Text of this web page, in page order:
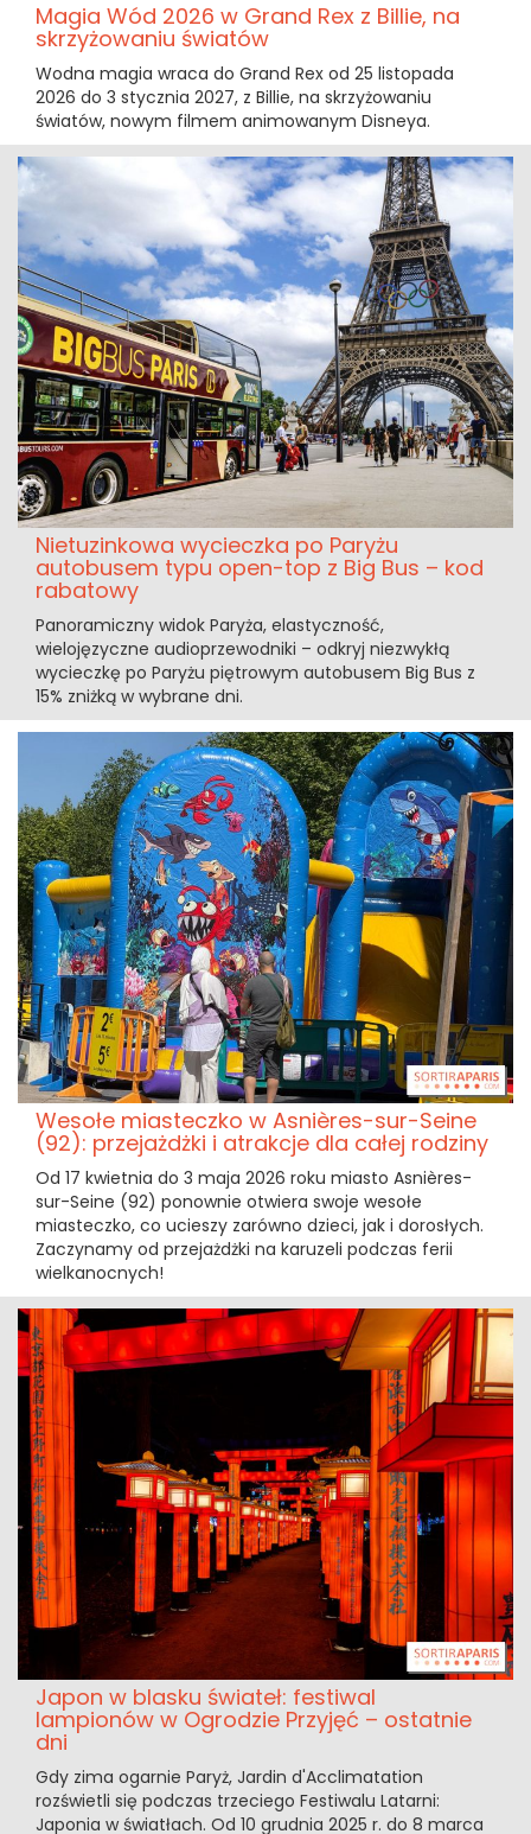
Magia Wód 2026 w Grand Rex z Billie, na
skrzyżowaniu światów
Wodna magia wraca do Grand Rex od 25 listopada
2026 do 3 stycznia 2027, z Billie, na skrzyżowaniu
światów, nowym filmem animowanym Disneya.
Nietuzinkowa wycieczka po Paryżu
autobusem typu open-top z Big Bus – kod
rabatowy
Panoramiczny widok Paryża, elastyczność,
wielojęzyczne audioprzewodniki – odkryj niezwykłą
wycieczkę po Paryżu piętrowym autobusem Big Bus z
15% zniżką w wybrane dni.
Wesołe miasteczko w Asnières-sur-Seine
(92): przejażdżki i atrakcje dla całej rodziny
Od 17 kwietnia do 3 maja 2026 roku miasto Asnières-
sur-Seine (92) ponownie otwiera swoje wesołe
miasteczko, co ucieszy zarówno dzieci, jak i dorosłych.
Zaczynamy od przejażdżki na karuzeli podczas ferii
wielkanocnych!
Japon w blasku świateł: festiwal
lampionów w Ogrodzie Przyjęć – ostatnie
dni
Gdy zima ogarnie Paryż, Jardin d'Acclimatation
rozświetli się podczas trzeciego Festiwalu Latarni:
Japonia w światłach. Od 10 grudnia 2025 r. do 8 marca